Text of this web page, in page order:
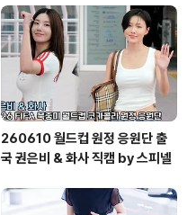
260610 월드컵 원정 응원단 출
국 권은비 & 화사 직캠 by 스피넬